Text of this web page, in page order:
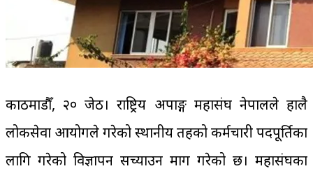
काठमाडौँ, २० जेठ। राष्ट्रिय अपाङ्ग महासंघ नेपालले हालै
लोकसेवा आयोगले गरेको स्थानीय तहको कर्मचारी पदपूर्तिका
लागि गरेको विज्ञापन सच्याउन माग गरेको छ। महासंघका